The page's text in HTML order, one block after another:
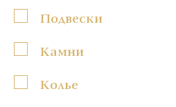
Подвески
Камни
Колье